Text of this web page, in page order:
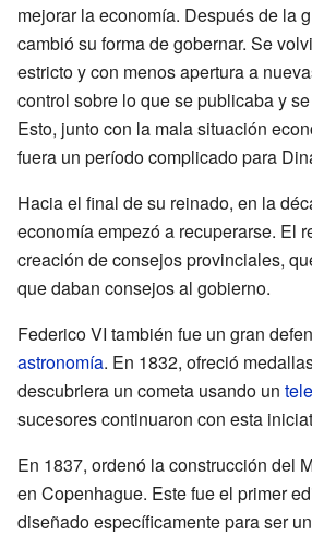
mejorar la economía. Después de la
cambió su forma de gobernar. Se
estricto y con menos apertura a
control sobre lo que se publicaba y
Esto, junto con la mala situación
fuera un período complicado para
Hacia el final de su reinado, en la
economía empezó a recuperarse. El
creación de consejos provinciales,
que daban consejos al gobierno.
Federico VI también fue un gran
astronomía. En 1832, ofreció
descubriera un cometa usando un
sucesores continuaron con esta
En 1837, ordenó la construcción del
en Copenhague. Este fue el primer
diseñado específicamente para ser